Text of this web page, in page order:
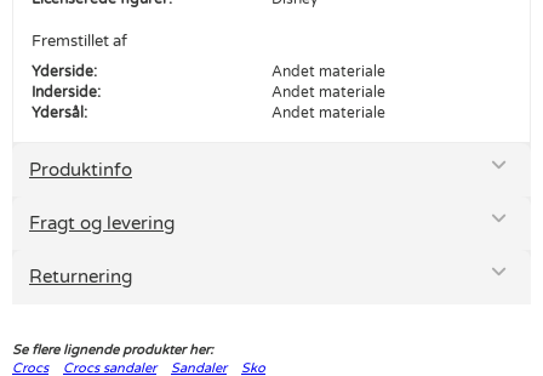
Fremstillet af
Yderside:
Andet materiale
Inderside:
Andet materiale
Ydersål:
Andet materiale
Produktinfo
Fragt og levering
Returnering
Se flere lignende produkter her:
Crocs
Crocs sandaler Sandaler Sko